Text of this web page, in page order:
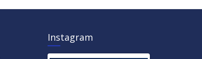
Instagram